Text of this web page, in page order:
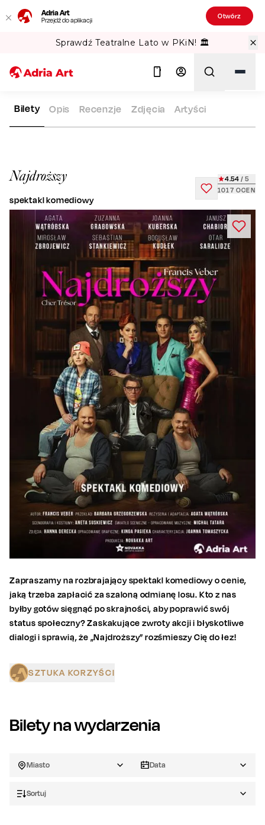
Adria Art
Przejdź do aplikacji Otwórz
Sprawdź Teatralne Lato w PKiN! 🏛️
ADRIA ART REPERTUAR NAJDROŻSZY
Najdroższy
spektakl komediowy
1017 OCEN
4.54 / 5
Bilety Opis Recenzje Zdjęcia Artyści
Zapraszamy na rozbrajający spektakl komediowy o cenie,
jaką trzeba zapłacić za szaloną odmianę losu. Kto z nas
byłby gotów sięgnąć po skrajności, aby poprawić swój
status społeczny? Zaskakujące zwroty akcji i błyskotliwe
dialogi i sprawią, że „Najdroższy” rozśmieszy Cię do łez!
SZTUKA KORZYŚCI
Bilety na wydarzenia
Miasto Data
Sortuj